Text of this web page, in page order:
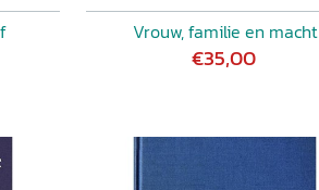
Vrouw, familie en macht
€35,00